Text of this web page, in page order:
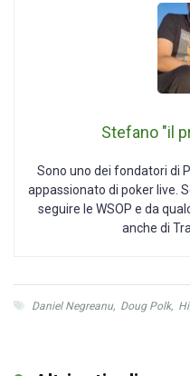
Stefano "il
Sono uno dei fondatori di
appassionato di poker live.
seguire le WSOP e da
anche di
Daniel Negreanu, Doug Polk,